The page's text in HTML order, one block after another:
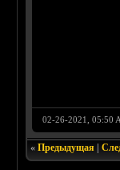
02-26-2021, 05:50
«Предыдущая |